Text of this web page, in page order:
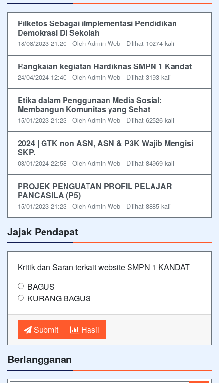
Pilketos Sebagai iImplementasi Pendidikan
Demokrasi Di Sekolah
18/08/2023 21:20 - Oleh Admin Web - Dilihat 10274 kali
Rangkaian kegiatan Hardiknas SMPN 1 Kandat
24/04/2024 12:40 - Oleh Admin Web - Dilihat 3193 kali
Etika dalam Penggunaan Media Sosial:
Membangun Komunitas yang Sehat
15/01/2023 21:23 - Oleh Admin Web - Dilihat 62526 kali
2024 | GTK non ASN, ASN & P3K Wajib Mengisi
SKP.
03/01/2024 22:58 - Oleh Admin Web - Dilihat 84969 kali
PROJEK PENGUATAN PROFIL PELAJAR
PANCASILA (P5)
15/01/2023 21:23 - Oleh Admin Web - Dilihat 8885 kali
Jajak Pendapat
Kritik dan Saran terkait website SMPN 1 KANDAT
BAGUS
KURANG BAGUS
Submit Hasil
Berlangganan